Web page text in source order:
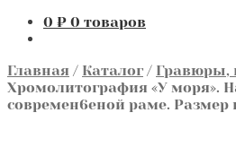
0 ₽ 0 товаров
Главная / Каталог / Гравюры,
Хромолитография «У моря».
современ6еной раме. Размер